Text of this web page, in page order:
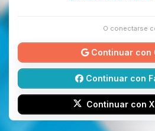
O conectarse
Continuar con
Continuar con
Continuar con